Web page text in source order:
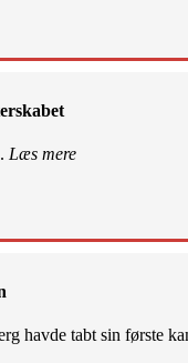
Læs mere
havde tabt sin første